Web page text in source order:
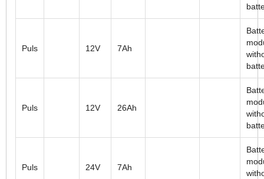
Puls 12V 7Ah
Puls 12V 26Ah
Puls 24V 7Ah